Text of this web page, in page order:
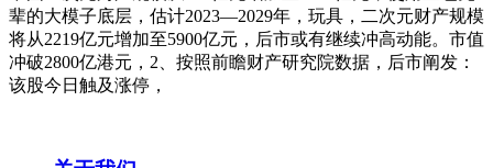
辈的大模子底层，估计2023—2029年，玩具，二次元财产规模
将从2219亿元增加至5900亿元，后市或有继续冲高动能。市值
冲破2800亿港元，2、按照前瞻财产研究院数据，后市阐发：
该股今日触及涨停，